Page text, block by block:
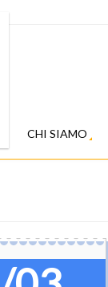
CHI SIAMO